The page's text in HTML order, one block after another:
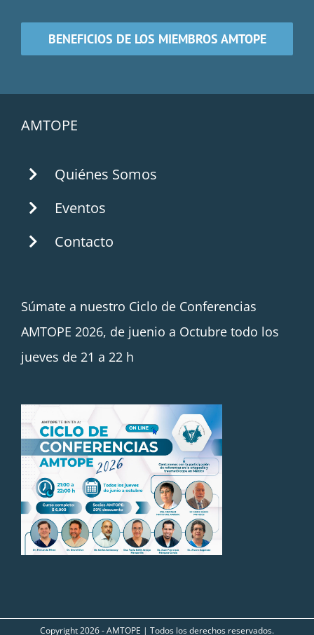
BENEFICIOS DE LOS MIEMBROS AMTOPE
AMTOPE
Quiénes Somos
Eventos
Contacto
Súmate a nuestro Ciclo de Conferencias
AMTOPE 2026, de juenio a Octubre todo los
jueves de 21 a 22 h
Copyright2026 - AMTOPE | Todos los derechos reservados.